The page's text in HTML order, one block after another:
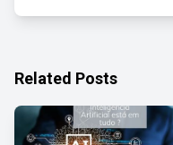
Related Posts